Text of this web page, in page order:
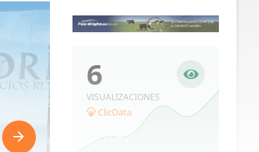
6
VISUALIZACIONES
ClicData